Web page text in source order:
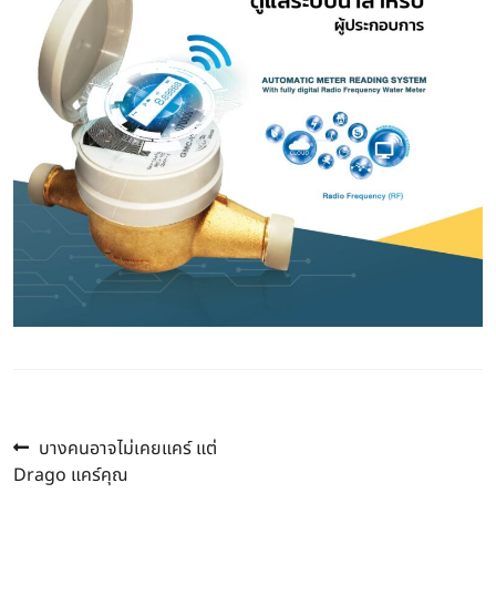
แนะแนว
เรื่อง
Previous
post:
บางคนอาจไม่เคยแคร์ แต่
Drago แคร์คุณ